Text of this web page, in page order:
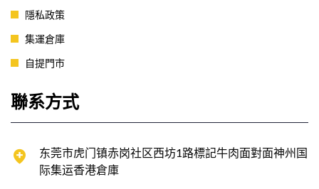
隱私政策
集運倉庫
自提門市
聯系方式
东莞市虎门镇赤岗社区西坊1路標記牛肉面對面神州国
际集运香港倉庫